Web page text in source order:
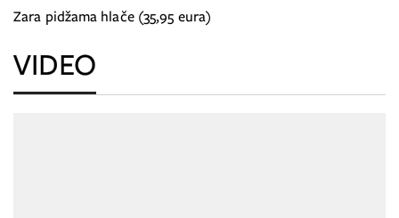
Zara pidžama hlače (35,95 eura)
VIDEO